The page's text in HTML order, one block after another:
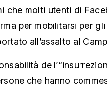
che molti utenti di
per mobilitarsi per
all’assalto al
che hanno